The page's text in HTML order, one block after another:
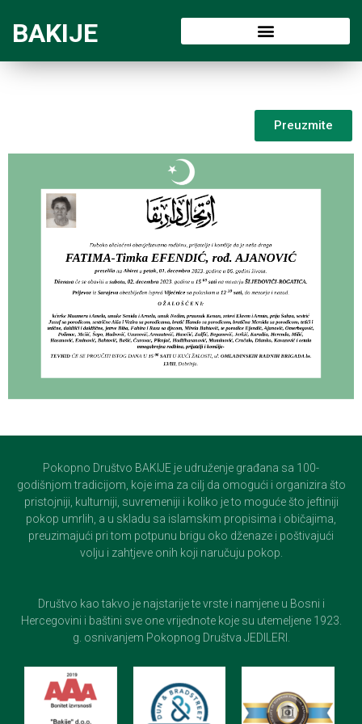
BAKIJE
Preuzmite
Pokopno Društvo BAKIJE je udruženje građana sa 100-
godišnjom tradicijom, koje ima za cilj da omogući i organizira što
pristojniji, kulturniji, suvremeniji i koliko je to moguće što jeftiniji
pokop umrlih, a u skladu sa islamskim propisima i običajima,
preuzimajući pri tom potpunu brigu oko dženaze i poštivajući
volju i zahtjeve onih koji naručuju pokop.
Društvo kao takvo je najstarije te vrste i namjene u Bosni i
Hercegovini i baštini sve one vrijednote koje su utemeljene 1923.
g. osnivanjem Pokopnog Društva JEDILERI.